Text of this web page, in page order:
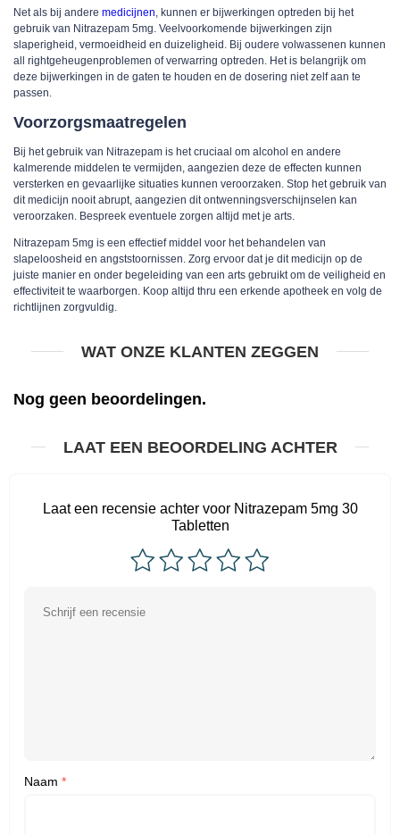
Net als bij andere medicijnen , kunnen er bijwerkingen optreden bij het
gebruik van Nitrazepam 5mg. Veelvoorkomende bijwerkingen zijn
slaperigheid, vermoeidheid en duizeligheid. Bij oudere volwassenen kunnen
all rightgeheugenproblemen of verwarring optreden. Het is belangrijk om
deze bijwerkingen in de gaten te houden en de dosering niet zelf aan te
passen.
Voorzorgsmaatregelen
Bij het gebruik van Nitrazepam is het cruciaal om alcohol en andere
kalmerende middelen te vermijden, aangezien deze de effecten kunnen
versterken en gevaarlijke situaties kunnen veroorzaken. Stop het gebruik van
dit medicijn nooit abrupt, aangezien dit ontwenningsverschijnselen kan
veroorzaken. Bespreek eventuele zorgen altijd met je arts.
Nitrazepam 5mg is een effectief middel voor het behandelen van
slapeloosheid en angststoornissen. Zorg ervoor dat je dit medicijn op de
juiste manier en onder begeleiding van een arts gebruikt om de veiligheid en
effectiviteit te waarborgen. Koop altijd thru een erkende apotheek en volg de
richtlijnen zorgvuldig.
WAT ONZE KLANTEN ZEGGEN
Nog geen beoordelingen.
LAAT EEN BEOORDELING ACHTER
Laat een recensie achter voor Nitrazepam 5mg 30
Tabletten
Naam *